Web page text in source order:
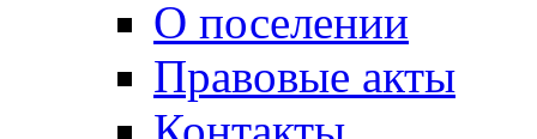
О поселении
Правовые акты